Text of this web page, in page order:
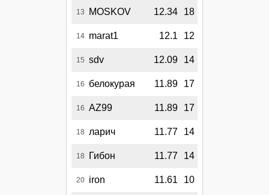
13 MOSKOV 12.34 18
14 marat1 12.1 12
15 sdv 12.09 14
16 белокурая 11.89 17
16 AZ99 11.89 17
18 ларич 11.77 14
18 Гибон 11.77 14
20 iron 11.61 10